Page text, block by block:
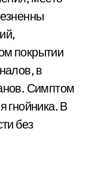
покрытии
в
Симптом
гнойника. В
без